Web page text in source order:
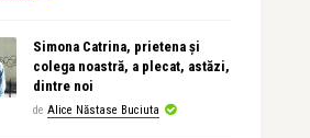
Simona Catrina, prietena și
colega noastră, a plecat, astăzi,
dintre noi
de Alice Năstase Buciuta